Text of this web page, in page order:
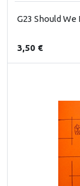
G23 Should We
3,50 €